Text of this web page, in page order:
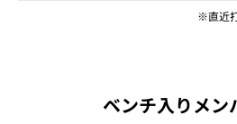
※直近
ベンチ入りメン